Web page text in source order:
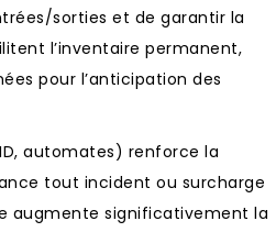
sorties et de garantir la
l’inventaire permanent,
pour l’anticipation des
automates) renforce la
tout incident ou surcharge
augmente significativement la